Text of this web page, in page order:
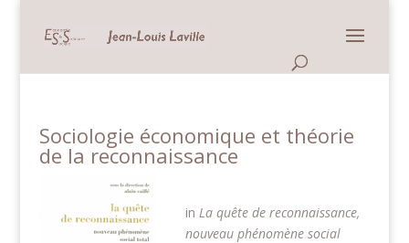
Sociologie économique et théorie
de la reconnaissance
in La quête de reconnaissance,
nouveau phénomène social